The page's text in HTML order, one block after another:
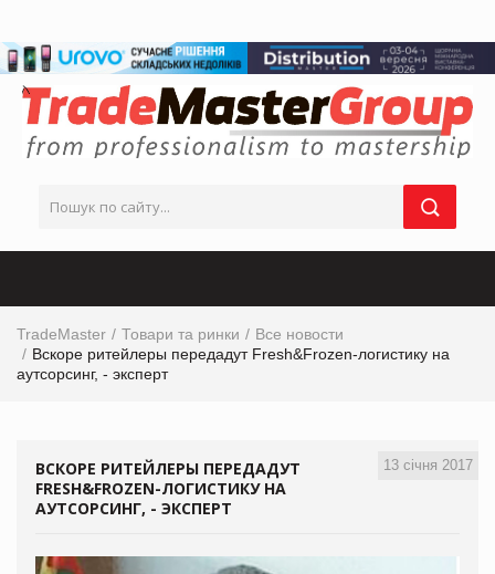
TradeMaster Товари та ринки
Все новости
Вскоре ритейлеры передадут Fresh&Frozen-логистику на
аутсорсинг, - эксперт
13 січня 2017
ВСКОРЕ РИТЕЙЛЕРЫ ПЕРЕДАДУТ
FRESH&FROZEN-ЛОГИСТИКУ НА
АУТСОРСИНГ, - ЭКСПЕРТ